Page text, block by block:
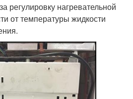
регулировку нагревательной
от температуры жидкости